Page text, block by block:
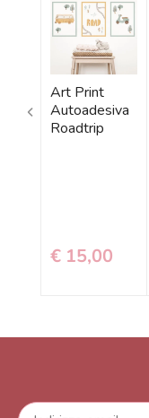
Art Print
Autoadesiva
Roadtrip
€ 15,00